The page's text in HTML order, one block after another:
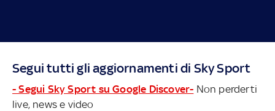
Segui tutti gli aggiornamenti di Sky Sport
- Segui Sky Sport su Google Discover- Non perderti
live, news e video